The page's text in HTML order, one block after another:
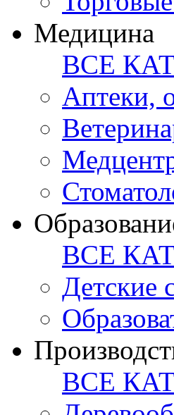
Медицина
ВСЕ
Аптеки,
ВСЕ
Детские
ВСЕ